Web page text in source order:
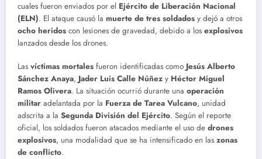
cuales fueron enviados por el Ejército de Liberación Nacional
(ELN). El ataque causó la muerte de tres soldados y dejó a otros
ocho heridos con lesiones de gravedad, debido a los explosivos
lanzados desde los drones.
Las víctimas mortales fueron identificadas como Jesús Alberto
Sánchez Anaya, Jader Luis Calle Núñez y Héctor Miguel
Ramos Olivera. La situación ocurrió durante una operación
militar adelantada por la Fuerza de Tarea Vulcano, unidad
adscrita a la Segunda División del Ejército. Según el reporte
oficial, los soldados fueron atacados mediante el uso de drones
explosivos, una modalidad que se ha intensificado en las zonas
de conflicto.